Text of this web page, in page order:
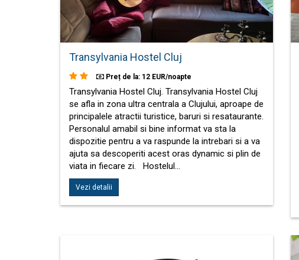
Transylvania Hostel Cluj
Preț de la: 12 EUR/noapte
Transylvania Hostel Cluj. Transylvania Hostel Cluj
se afla in zona ultra centrala a Clujului, aproape de
principalele atractii turistice, baruri si resataurante.
Personalul amabil si bine informat va sta la
dispozitie pentru a va raspunde la intrebari si a va
ajuta sa descoperiti acest oras dynamic si plin de
viata in fiecare zi. Hostelul…
Vezi detalii